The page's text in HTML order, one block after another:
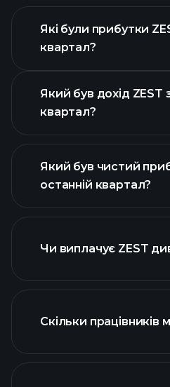
Які були прибутки
квартал?
Який був дохід ZEST
квартал?
Який був чистий
останній квартал?
Чи виплачує ZEST
Скільки працівників